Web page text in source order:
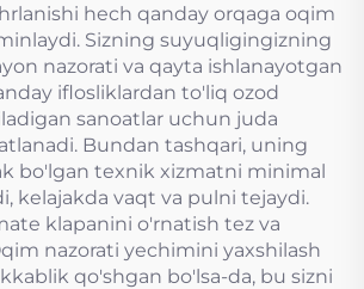
hech qanday orqaga oqim
Sizning suyuqligingizning
nazorati va qayta ishlanayotgan
iflosliklardan to'liq ozod
sanoatlar uchun juda
Bundan tashqari, uning
bo'lgan texnik xizmatni minimal
kelajakda vaqt va pulni tejaydi.
klapanini o'rnatish tez va
nazorati yechimini yaxshilash
qo'shgan bo'lsa-da, bu sizni